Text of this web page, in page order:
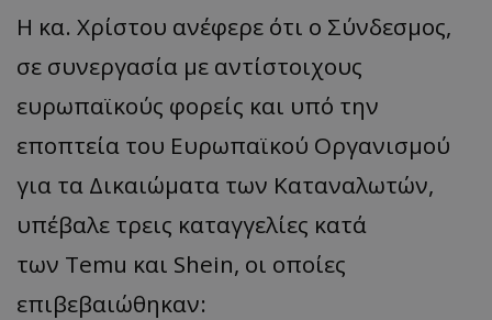
Η κα. Χρίστου ανέφερε ότι ο Σύνδεσμος,
σε συνεργασία με αντίστοιχους
ευρωπαϊκούς φορείς και υπό την
εποπτεία του Ευρωπαϊκού Οργανισμού
για τα Δικαιώματα των Καταναλωτών,
υπέβαλε τρεις καταγγελίες κατά
των Temu και Shein, οι οποίες
επιβεβαιώθηκαν: